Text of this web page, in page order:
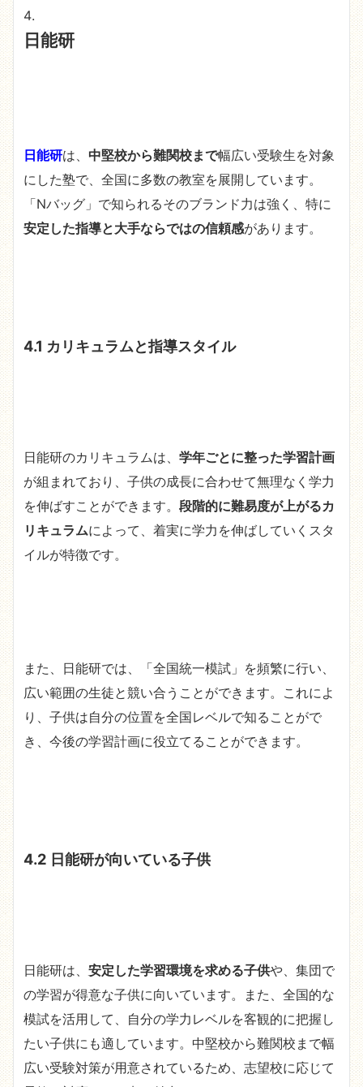
日能研
日能研は、 中堅校から難関校まで幅広い受験生を対象
にした塾で、全国に多数の教室を展開しています。
「Nバッグ」で知られるそのブランド力は強く、特に
安定した指導と大手ならではの信頼感があります。
4.1 カリキュラムと指導スタイル
日能研のカリキュラムは、 学年ごとに整った学習計画
が組まれており、子供の成長に合わせて無理なく学力
を伸ばすことができます。 段階的に難易度が上がるカ
リキュラムによって、着実に学力を伸ばしていくスタ
イルが特徴です。
また、日能研では、「全国統一模試」を頻繁に行い、
広い範囲の生徒と競い合うことができます。これによ
り、子供は自分の位置を全国レベルで知ることがで
き、今後の学習計画に役立てることができます。
4.2 日能研が向いている子供
日能研は、 安定した学習環境を求める子供や、集団で
の学習が得意な子供に向いています。また、全国的な
模試を活用して、自分の学力レベルを客観的に把握し
たい子供にも適しています。中堅校から難関校まで幅
広い受験対策が用意されているため、志望校に応じて